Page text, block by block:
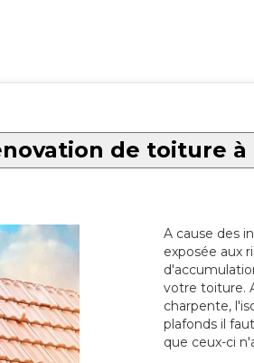
de toiture
A cause des
exposée aux
votre toiture.
charpente,
plafonds il
que ceux-ci